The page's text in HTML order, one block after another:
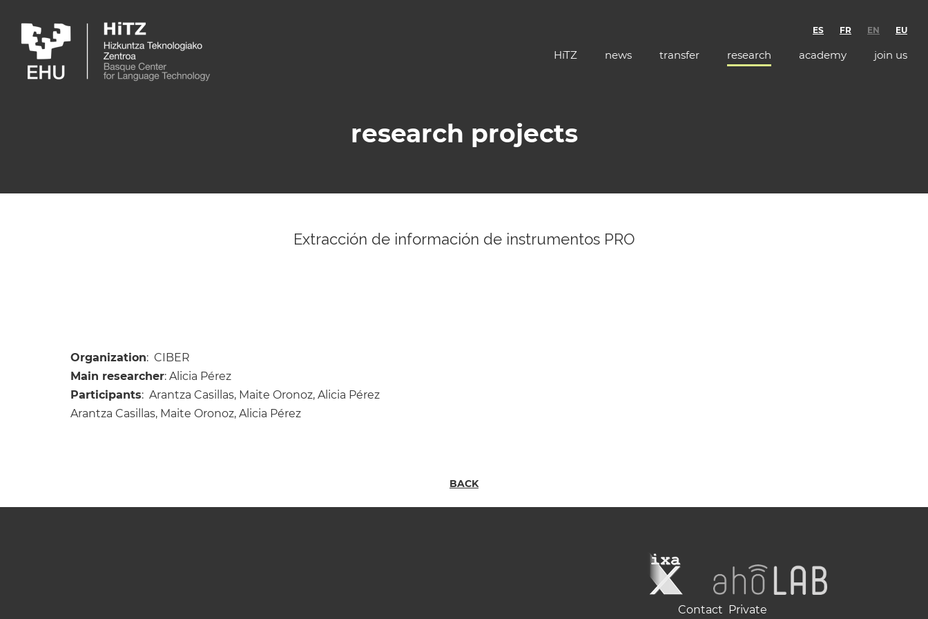
ES FR EN EU
HiTZ news transfer research academy join us
research projects
Extracción de información de instrumentos PRO
Organization: CIBER
Main researcher: Alicia Pérez
Participants: Arantza Casillas, Maite Oronoz, Alicia Pérez
Arantza Casillas, Maite Oronoz, Alicia Pérez
BACK
Contact Private